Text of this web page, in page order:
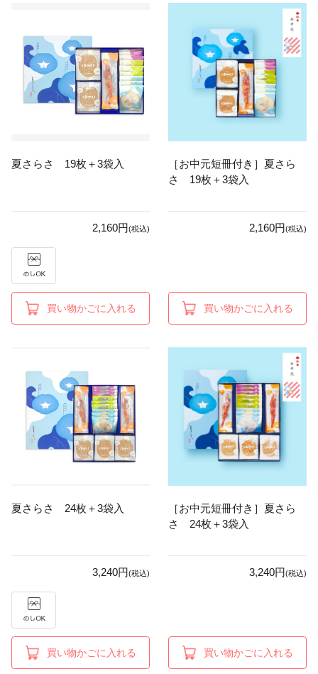
夏さらさ 19枚＋3袋入
2,160円(税込)
買い物かごに入れる
［お中元短冊付き］夏さら
さ 19枚＋3袋入
2,160円(税込)
買い物かごに入れる
夏さらさ 24枚＋3袋入
3,240円(税込)
買い物かごに入れる
［お中元短冊付き］夏さら
さ 24枚＋3袋入
3,240円(税込)
買い物かごに入れる